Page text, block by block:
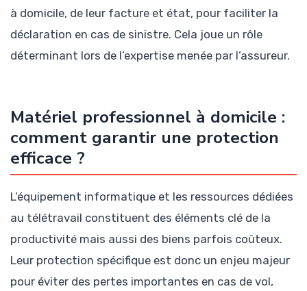
à domicile, de leur facture et état, pour faciliter la
déclaration en cas de sinistre. Cela joue un rôle
déterminant lors de l’expertise menée par l’assureur.
Matériel professionnel à domicile :
comment garantir une protection
efficace ?
L’équipement informatique et les ressources dédiées
au télétravail constituent des éléments clé de la
productivité mais aussi des biens parfois coûteux.
Leur protection spécifique est donc un enjeu majeur
pour éviter des pertes importantes en cas de vol,